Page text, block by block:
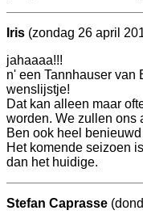
Iris (zondag 26 april
jahaaaa!!!
n' een Tannhauser van
wenslijstje!
Dat kan alleen maar
worden. We zullen ons
Ben ook heel
Het komende seizoen
dan het huidige.
Stefan Caprasse